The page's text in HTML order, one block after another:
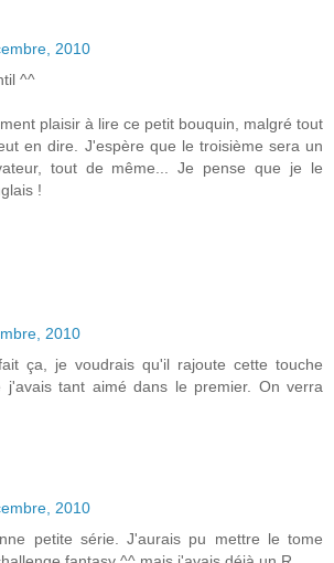
2010
^^
plaisir à lire ce petit bouquin, malgré tout
en dire. J'espère que le troisième sera un
tout de même... Je pense que je le
!
2010
ça, je voudrais qu'il rajoute cette touche
j'avais tant aimé dans le premier. On verra
2010
petite série. J'aurais pu mettre le tome